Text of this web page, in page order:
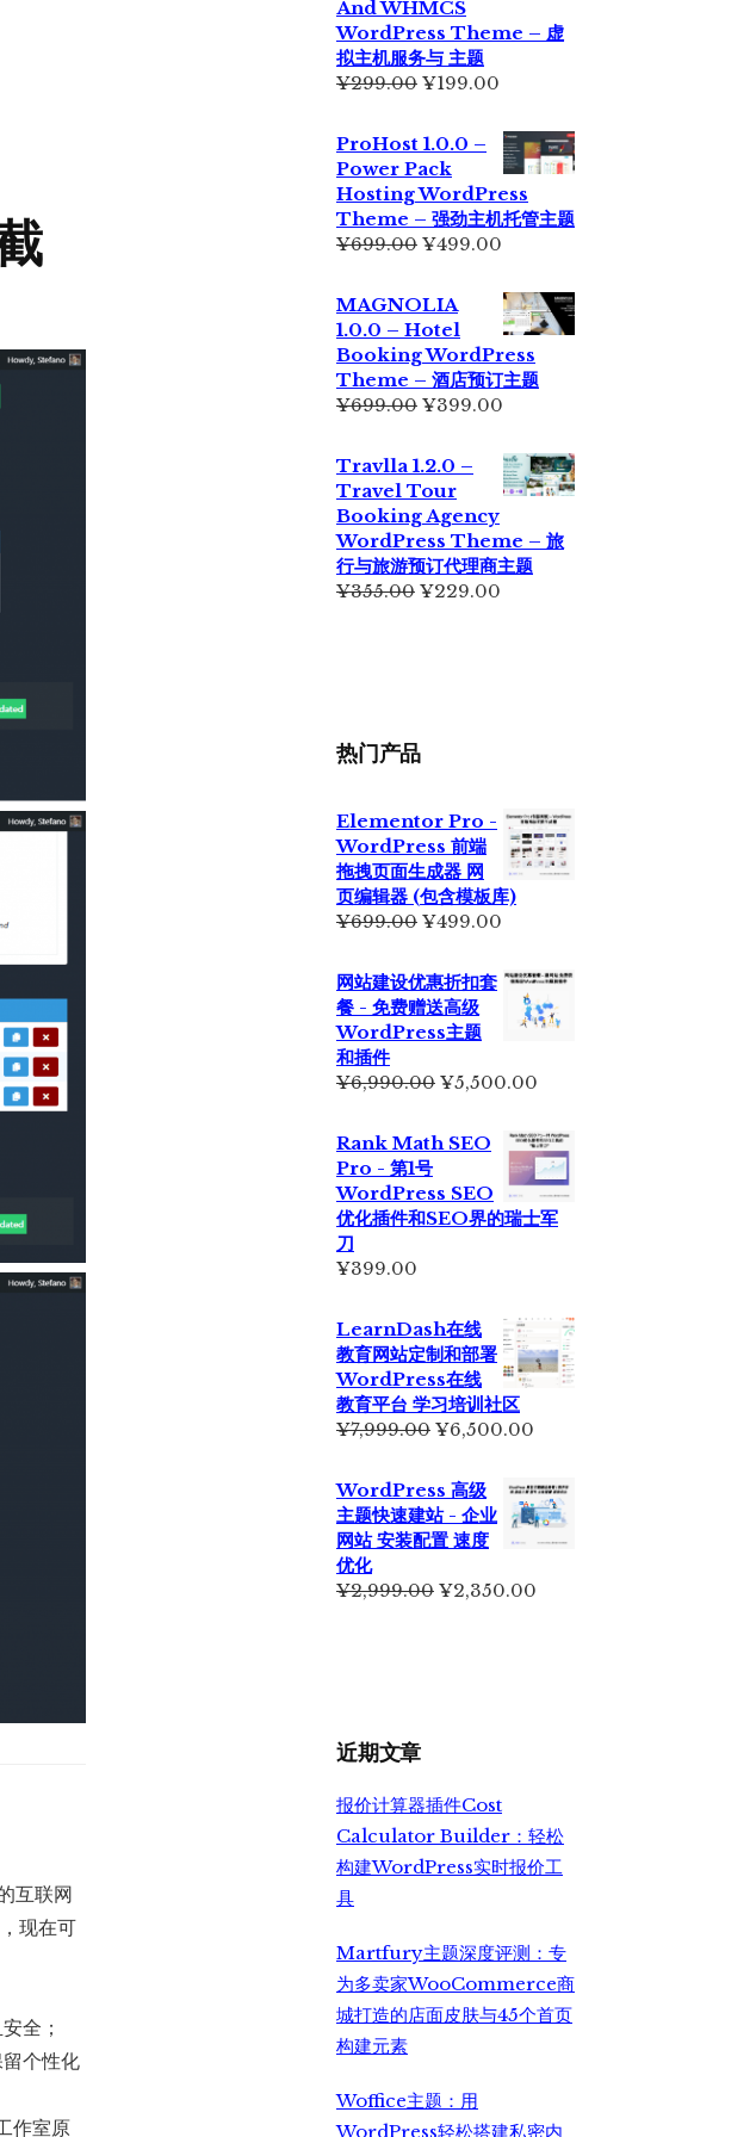
互联网
现在可
全；
个性化
作室原
¥229.00。
And WHMCS
WordPress Theme – 虚
拟主机服务与 主题
¥299.00 原
为：
¥299.00。
¥199.00
价
格
为：
¥199.00。
ProHost 1.0.0 –
Power Pack
Hosting WordPress
Theme – 强劲主机托管主题
¥699.00 原
¥699.00。
¥499.00
价
格
为：
¥499.00。
MAGNOLIA
1.0.0 – Hotel
Booking WordPress
Theme – 酒店预订主题
¥699.00 原
¥699.00。
¥399.00
价
格
为：
¥399.00。
Travlla 1.2.0 –
Travel Tour
Booking Agency
WordPress Theme – 旅
行与旅游预订代理商主题
¥355.00 原
¥229.00
热门产品
Elementor Pro -
WordPress 前端
拖拽页面生成器 网
页编辑器 (包含模板库)
¥699.00 原
为：
¥699.00。
¥499.00
价
为：
网站建设优惠折扣套
餐 - 免费赠送高级
WordPress主题
和插件
¥6,990.00 原
¥6,990.00。
¥5,500.00
价
格
为：
¥5,500.00。
Rank Math SEO
Pro - 第1号
WordPress SEO
优化插件和SEO界的瑞士军
刀
¥399.00
LearnDash在线
教育网站定制和部署
WordPress在线
教育平台 学习培训社区
¥7,999.00 原
为：
¥7,999.00。
¥6,500.00
格
为：
WordPress 高级
主题快速建站 - 企业
网站 安装配置 速度
优化
¥2,999.00 原
¥2,350.00
近期文章
报价计算器插件Cost
Calculator Builder：轻松
构建WordPress实时报价工
具
Martfury主题深度评测：专
为多卖家WooCommerce商
城打造的店面皮肤与45个首页
构建元素
Woffice主题：用
WordPress轻松搭建私密内